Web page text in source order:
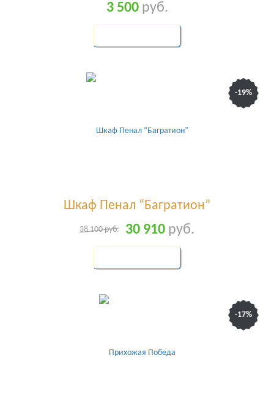
3 500руб.
Шкаф Пенал “Багратион”
38 100руб. 30 910 руб.
-19%
-17%